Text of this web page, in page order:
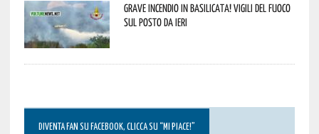
Grave incendio in Basilicata! Vigili del fuoco
sul posto da ieri
DIVENTA FAN SU FACEBOOK, CLICCA SU “MI PIACE!”